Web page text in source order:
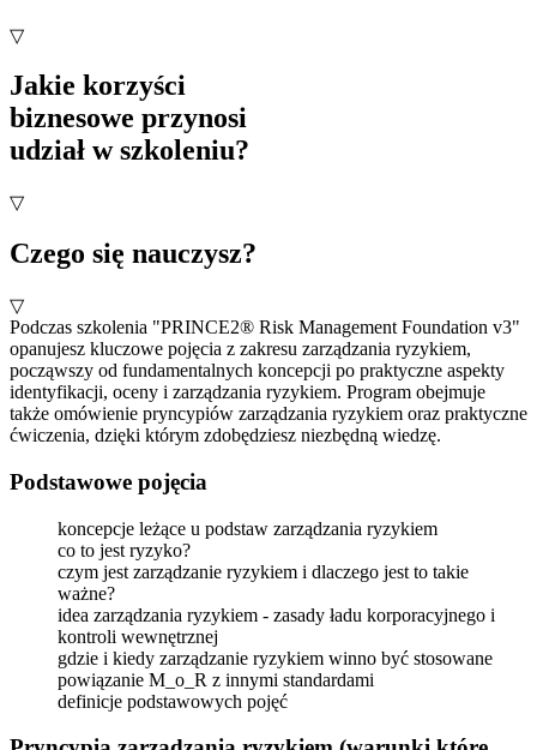
▽
Jakie korzyści
biznesowe przynosi
udział w szkoleniu?
▽
Czego się nauczysz?
▽
Podczas szkolenia "PRINCE2® Risk Management Foundation v3"
opanujesz kluczowe pojęcia z zakresu zarządzania ryzykiem,
począwszy od fundamentalnych koncepcji po praktyczne aspekty
identyfikacji, oceny i zarządzania ryzykiem. Program obejmuje
także omówienie pryncypiów zarządzania ryzykiem oraz praktyczne
ćwiczenia, dzięki którym zdobędziesz niezbędną wiedzę.
Podstawowe pojęcia
koncepcje leżące u podstaw zarządzania ryzykiem
co to jest ryzyko?
czym jest zarządzanie ryzykiem i dlaczego jest to takie
ważne?
idea zarządzania ryzykiem - zasady ładu korporacyjnego i
kontroli wewnętrznej
gdzie i kiedy zarządzanie ryzykiem winno być stosowane
powiązanie M_o_R z innymi standardami
definicje podstawowych pojęć